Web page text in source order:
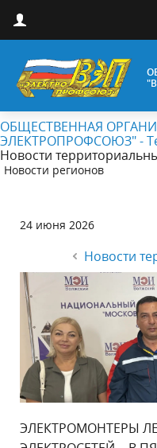
ОБЩЕСТВЕННАЯ
ЭЛЕКТРОПРОФСОЮЗ" -
Новости
Новости регионов
24 июня 2026
Новости
ЭЛЕКТРОМОНТЕРЫ